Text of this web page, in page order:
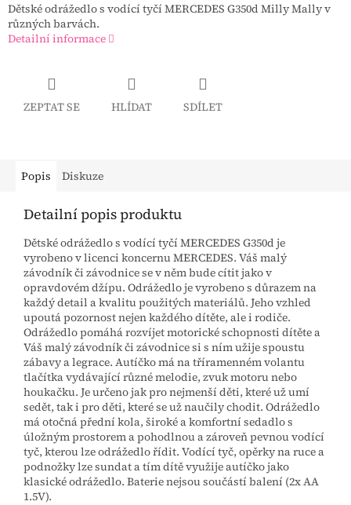
Dětské odrážedlo s vodící tyčí MERCEDES G350d Milly Mally v
různých barvách.
Detailní informace
ZEPTAT SE HLÍDAT SDÍLET
Popis Diskuze
Detailní popis produktu
Dětské odrážedlo s vodící tyčí MERCEDES G350d je
vyrobeno v licenci koncernu MERCEDES. Váš malý
závodník či závodnice se v něm bude cítit jako v
opravdovém džípu. Odrážedlo je vyrobeno s důrazem na
každý detail a kvalitu použitých materiálů. Jeho vzhled
upoutá pozornost nejen každého dítěte, ale i rodiče.
Odrážedlo pomáhá rozvíjet motorické schopnosti dítěte a
Váš malý závodník či závodnice si s ním užije spoustu
zábavy a legrace. Autíčko má na tříramenném volantu
tlačítka vydávající různé melodie, zvuk motoru nebo
houkačku. Je určeno jak pro nejmenší děti, které už umí
sedět, tak i pro děti, které se už naučily chodit. Odrážedlo
má otočná přední kola, široké a komfortní sedadlo s
úložným prostorem a pohodlnou a zároveň pevnou vodící
tyč, kterou lze odrážedlo řídit. Vodící tyč, opěrky na ruce a
podnožky lze sundat a tím dítě využije autíčko jako
klasické odrážedlo. Baterie nejsou součástí balení (2x AA
1.5V).